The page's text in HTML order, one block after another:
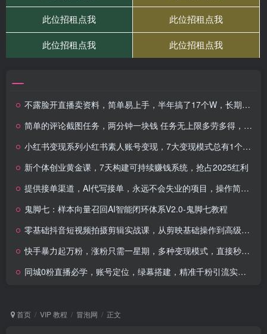
不露脸开直播卖资料，简单易上手，半年搞了17个W，长期正规项目
简单的评论截图任务，两分钟一块钱 任务无上限多劳多得，随时随地都能做
小红书变现系列小红书素人账号变现，7大变现模式总有1个适合你
新个体创业黄金课，7天构建可持续赚钱系统，抢占2025红利
提供接单渠道，AI代写接单，永远不会失业的项目，操作简单容易上手，保底日入8张
鬼脚七：样本向量召回AI智能闭环体系V2.0-鬼脚七教程
零基础抖音短视频拍摄剪辑实战课，从剪映基础操作到高级技巧爆款视频制作全流程
快手暴力起万粉，涨粉只需一星期，多种变现模式，直接秒开万合，单月变现过W
同城0粉直播必学，账号定位，绿幕搭建，精准千粉引流实战攻略
首页 VIP 教程 冒泡网 正文